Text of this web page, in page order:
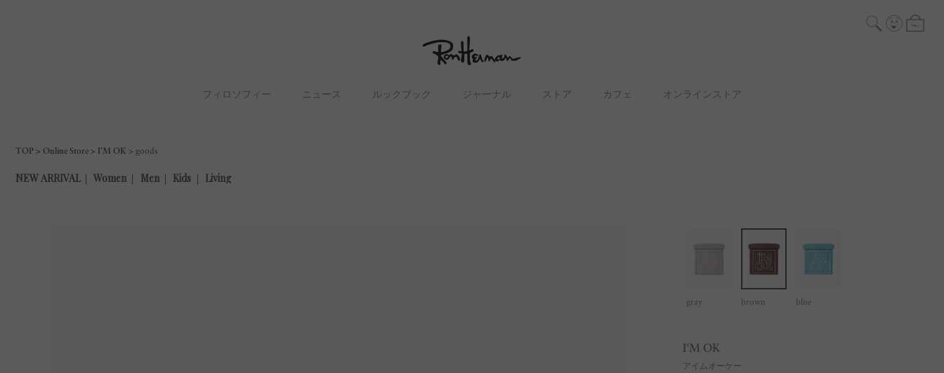
フィロソフィー ニュース ルックブック ジャーナル ストア カフェ オンラインストア
TOP Online Store I'M OK goods
gray brown blue
I'M OK
アイムオーケー